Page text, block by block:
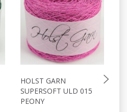
HOLST GARN
SUPERSOFT ULD 015
PEONY